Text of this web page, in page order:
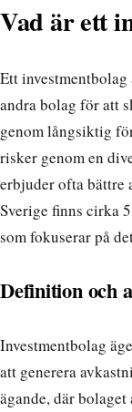
Vad är ett
Ett
andra bolag för att
genom långsiktig
risker genom en
erbjuder ofta bättre
Sverige finns cirka
som fokuserar på
Definition och
Investmentbolag
att generera
ägande, där